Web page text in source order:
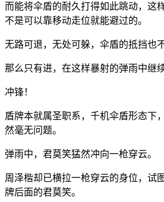
而能将伞盾的耐久打得如此跳动，这
不是可以靠移动走位就能避过的。
无路可退，无处可躲，伞盾的抵挡也
那么只有进，在这样暴射的弹雨中继
冲锋！
盾牌本就属圣职系，千机伞盾形态下
然毫无问题。
弹雨中，君莫笑猛然冲向一枪穿云。
周泽楷却已横拉一枪穿云的身位，试
牌后面的君莫笑。